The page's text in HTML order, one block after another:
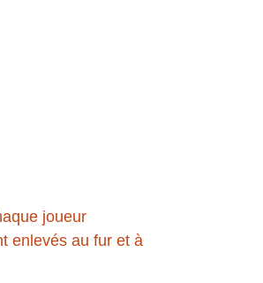
joueur
enlevés au fur et à